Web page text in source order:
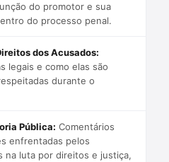
do promotor e sua
do processo penal.
dos Acusados:
legais e como elas são
durante o
Pública: Comentários
enfrentadas pelos
na luta por direitos e justiça,